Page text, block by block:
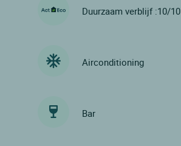
Duurzaam verblijf :10/10
Airconditioning
Bar